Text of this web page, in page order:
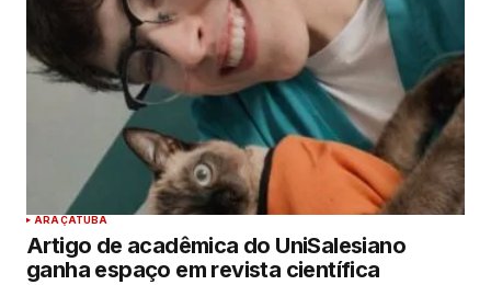
ARAÇATUBA
Artigo de acadêmica do UniSalesiano
ganha espaço em revista científica